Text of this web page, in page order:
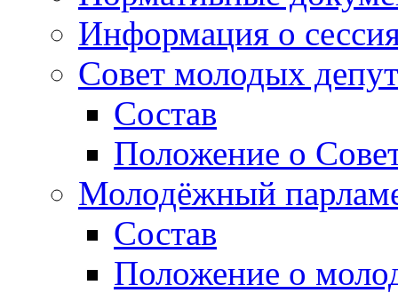
Информация о
Совет молодых
Состав
Положение о
Молодёжный
Состав
Положение о